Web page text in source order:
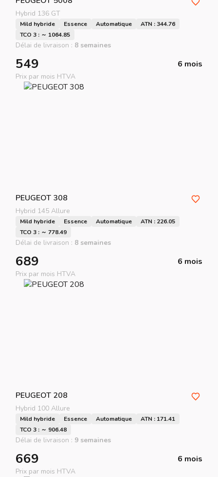
Hybrid 136 GT
Mild hybride Essence Automatique
ATN : 344.76
TCO 3 : ～ 1064.85
Délai de livraison : 8 semaines
549 6 mois
Prix par mois HTVA
PEUGEOT 308
Hybrid 145 Allure
Mild hybride Essence Automatique
ATN : 226.05
TCO 3 : ～ 778.49
Délai de livraison : 8 semaines
689 6 mois
Prix par mois HTVA
PEUGEOT 208
Hybrid 100 Allure
Mild hybride Essence Automatique
ATN : 171.41
TCO 3 : ～ 906.48
Délai de livraison : 9 semaines
669 6 mois
Prix par mois HTVA